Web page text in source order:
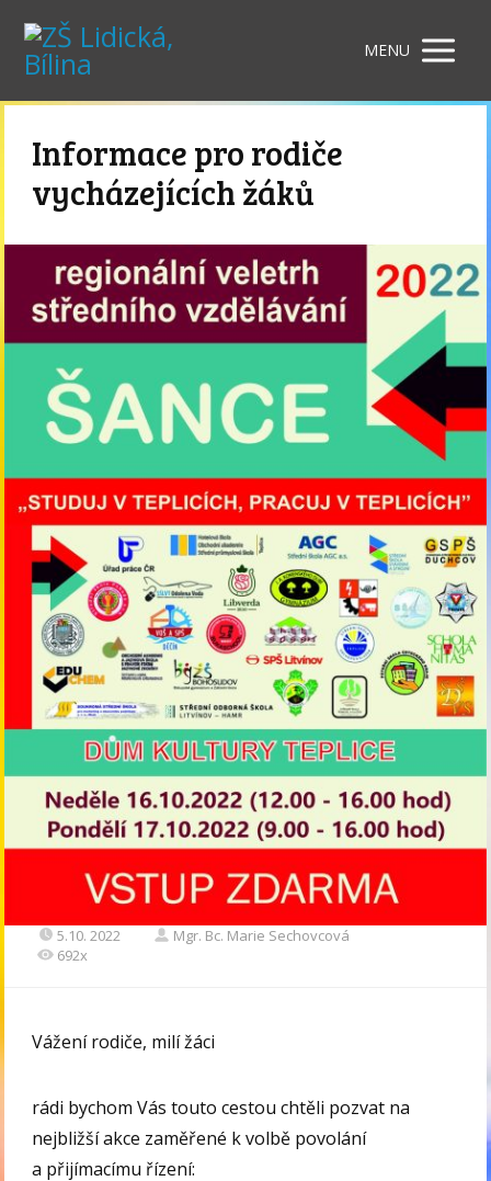
MENU
Informace pro rodiče
vycházejících žáků
5.10. 2022
Mgr. Bc. Marie Sechovcová
692x
Vážení rodiče, milí žáci
rádi bychom Vás touto cestou chtěli pozvat na
nejbližší akce zaměřené k volbě povolání
a přijímacímu řízení: